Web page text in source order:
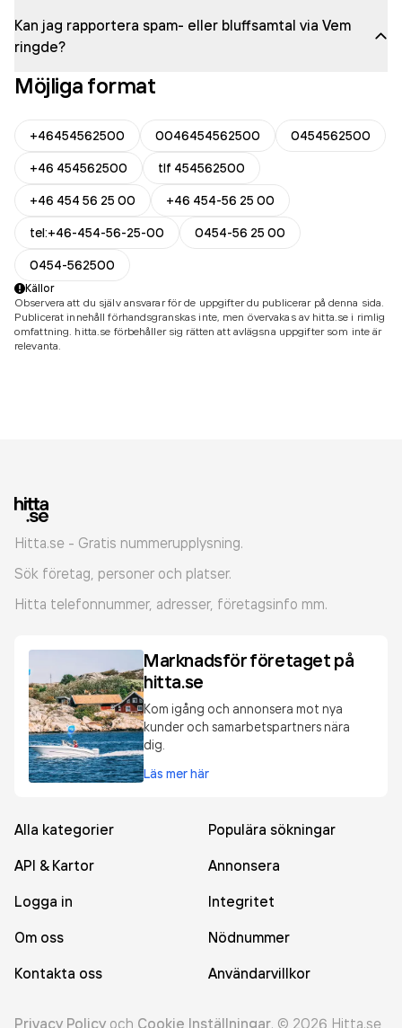
Kan jag rapportera spam- eller bluffsamtal via Vem
ringde?
Möjliga format
+46454562500 0046454562500
0454562500
+46 454562500
tlf 454562500
+46 454 56 25 00
+46 454-56 25 00
tel:+46-454-56-25-00
0454-56 25 00
0454-562500
Källor
Observera att du själv ansvarar för de uppgifter du publicerar på denna sida.
Publicerat innehåll förhandsgranskas inte, men övervakas av hitta.se i rimlig
omfattning. hitta.se förbehåller sig rätten att avlägsna uppgifter som inte är
relevanta.
Hitta.se - Gratis nummerupplysning.
Sök företag, personer och platser.
Hitta telefonnummer, adresser, företagsinfo mm.
Marknadsför företaget på
hitta.se
Kom igång och annonsera mot nya
kunder och samarbetspartners nära
dig.
Läs mer här
Alla kategorier
Populära sökningar
API & Kartor
Annonsera
Logga in
Integritet
Om oss
Nödnummer
Kontakta oss
Användarvillkor
Privacy Policy och Cookie Inställningar. © 2026 Hitta.se